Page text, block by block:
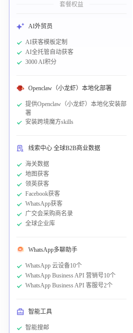
套餐权益
AI外贸员
AI获客模板定制
AI全托管自动获客
3000 AI积分
Openclaw（小龙虾）本地化部署
提供Openclaw（小龙虾）本地化安装部
署
安装跨境魔方skills
线索中心 全球B2B商业数据
海关数据
地图获客
领英获客
Facebook获客
WhatsApp获客
广交会采购商名录
全球企业库
WhatsApp多聊助手
WhatsApp 云设备10个
WhatsApp Business API 营销号10个
WhatsApp Business API 客服号2个
智能工具
智能搜邮